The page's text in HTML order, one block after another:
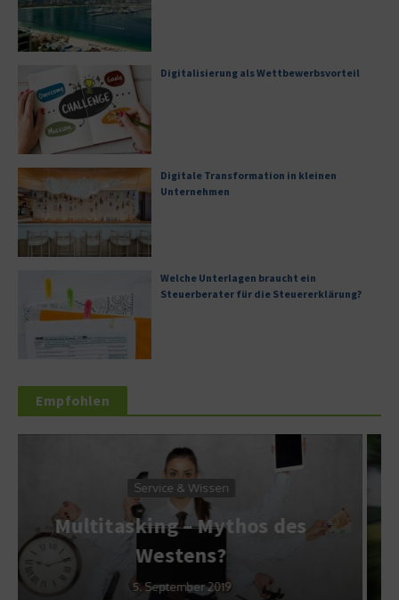
Digitalisierung als Wettbewerbsvorteil
Digitale Transformation in kleinen
Unternehmen
Welche Unterlagen braucht ein
Steuerberater für die Steuererklärung?
Empfohlen
Dienstleistung
Kfz-Versicherung – Wie
sinnvoll sind
Saisonkennzeichen?